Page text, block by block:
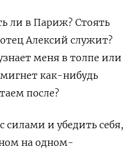
ли в Париж? Стоять
Алексий служит?
меня в толпе или
как-нибудь
после?
силами и убедить себя,
на одном-